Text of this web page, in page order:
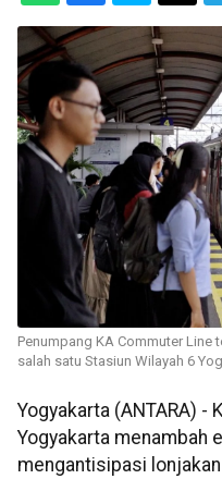
Penumpang KA Commuter Line
salah satu Stasiun Wilayah 6
Yogyakarta (ANTARA) -
Yogyakarta menambah
mengantisipasi